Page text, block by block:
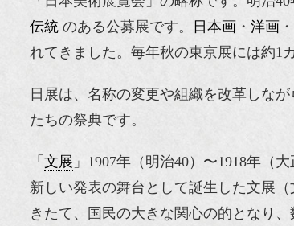
伝統 のある公募展です。 日本画 ・ 洋画 ・
れてきました。毎年秋の東京展には約1
日展は、名称の変更や組織を改革しな
たちの祭典です。
「 文展 」1907年（明治40）〜1918年（大
新しい発表の舞台として誕生した文展
きたて、国民の大きな関心の的となり、